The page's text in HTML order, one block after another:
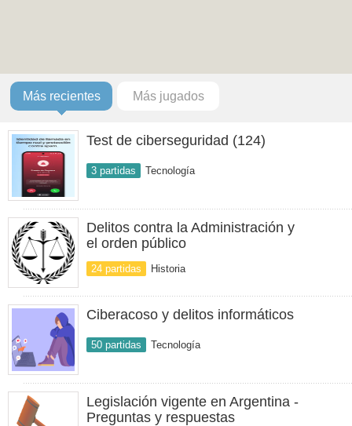
Más recientes Más jugados
Test de ciberseguridad (124)
3 partidas Tecnología
Delitos contra la Administración y
el orden público
24 partidas Historia
Ciberacoso y delitos informáticos
50 partidas Tecnología
Legislación vigente en Argentina -
Preguntas y respuestas